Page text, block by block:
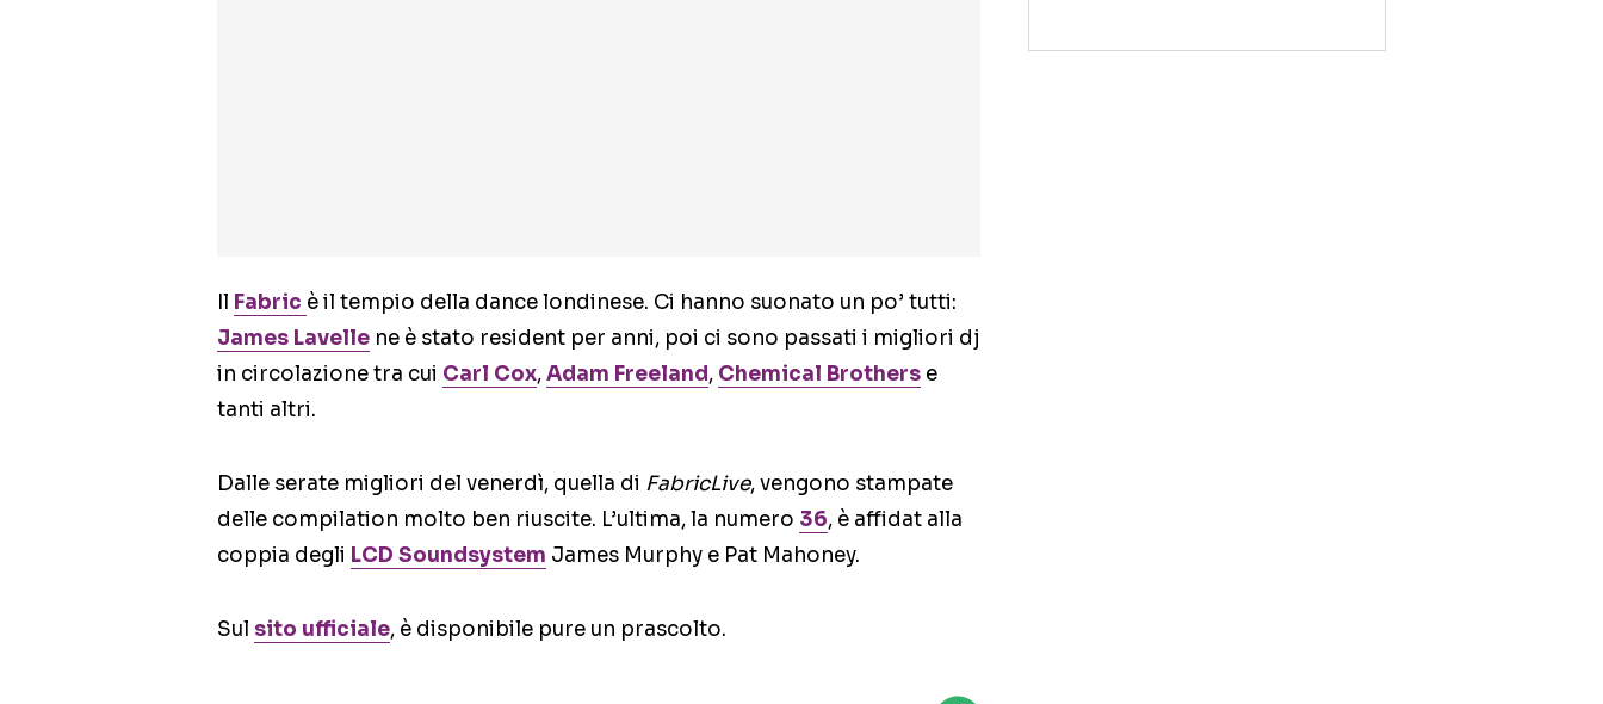
Il Fabric è il tempio della dance londinese. Ci hanno suonato un po’ tutti:
James Lavelle ne è stato resident per anni, poi ci sono passati i migliori dj
in circolazione tra cui Carl Cox,Adam Freeland, Chemical Brothers e
tanti altri.
Dalle serate migliori del venerdì, quella di FabricLive, vengono stampate
delle compilation molto ben riuscite. L’ultima, la numero 36, è affidat alla
coppia degli LCD Soundsystem James Murphy e Pat Mahoney.
Sul sito ufficiale, è disponibile pure un prascolto.